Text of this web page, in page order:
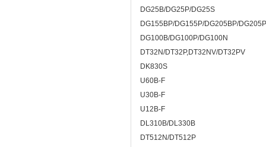
DG25B/DG25P/DG25S
DG155BP/DG155P/DG205BP/DG205P
DG100B/DG100P/DG100N
DT32N/DT32P,DT32NV/DT32PV
DK830S
U60B-F
U30B-F
U12B-F
DL310B/DL330B
DT512N/DT512P